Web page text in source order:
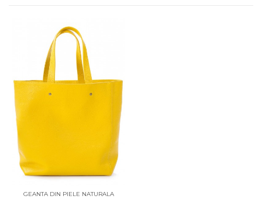
GEANTA DIN PIELE NATURALA